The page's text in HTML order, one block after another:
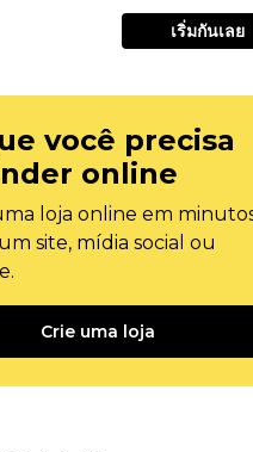
เริ่มกันเลย
você precisa
online
loja online em
site, mídia social ou
Crie uma loja